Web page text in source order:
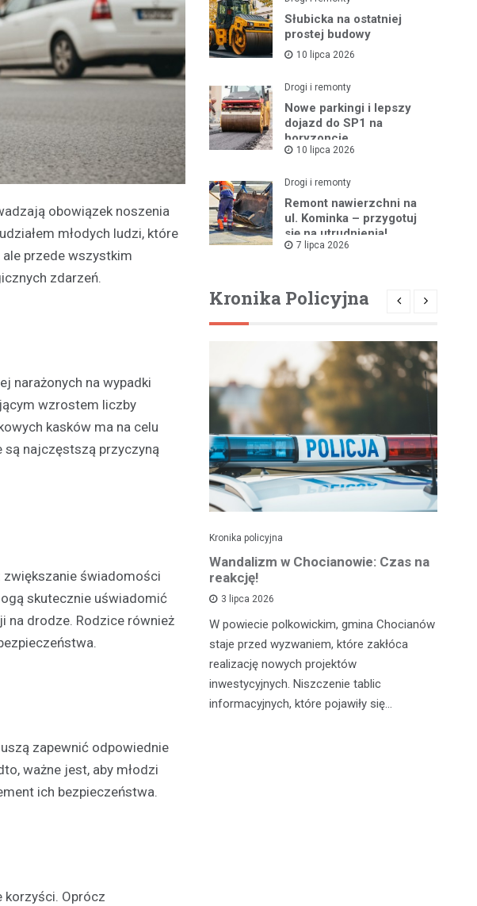
obowiązek noszenia
młodych ludzi, które
przede wszystkim
zdarzeń.
narażonych na wypadki
wzrostem liczby
kasków ma na celu
są najczęstszą przyczyną
zwiększanie świadomości
skutecznie uświadomić
na drodze. Rodzice również
zapewnić odpowiednie
ważne jest, aby młodzi
ich bezpieczeństwa.
korzyści. Oprócz
Słubicka na ostatniej
prostej budowy
10 lipca 2026
Drogi i remonty
Nowe parkingi i lepszy
dojazd do SP1 na
horyzoncie
10 lipca 2026
Drogi i remonty
Remont nawierzchni na
ul. Kominka – przygotuj
się na utrudnienia!
7 lipca 2026
Kronika Policyjna
– ofiara zaatakowana w
2026
doszło do dramatycznego
Kronika policyjna
Wandalizm w Chocianowie: Czas na
reakcję!
3 lipca 2026
W powiecie polkowickim, gmina Chocianów
staje przed wyzwaniem, które zakłóca
realizację nowych projektów
inwestycyjnych. Niszczenie tablic
informacyjnych, które pojawiły się…